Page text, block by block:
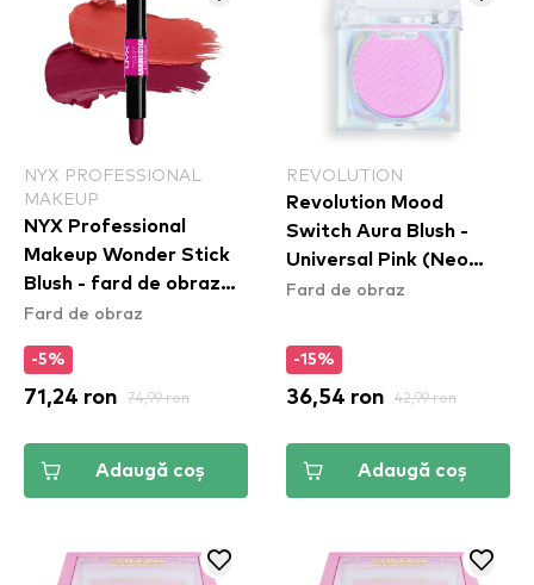
NYX PROFESSIONAL
MAKEUP
NYX Professional
Makeup Wonder Stick
Blush - fard de obraz
Bright Amber & Fuschia
(WSB05)
Fard de obraz
-5%
71,24 ron 74,99 ron
Adaugă coș
REVOLUTION
Revolution Mood
Switch Aura Blush -
Universal Pink (Neo
Pink)
Fard de obraz
-15%
36,54 ron 42,99 ron
Adaugă coș